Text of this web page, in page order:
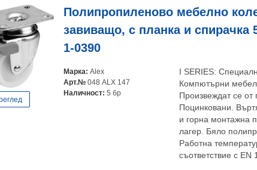
Полипропиленово мебелно
завиващо, с планка и спирачка
1-0390
Марка: Alex
Арт.№ 048 ALX 147
Наличност: 5 бр
I SERIES:
Компютърни
Произвеждат се
Поцинковани.
и горна монтажна
лагер. Бяло
Работна
съответствие с EN